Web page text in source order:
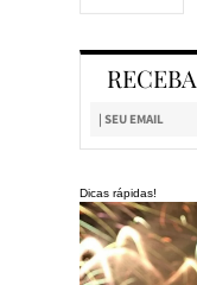
Dicas rápidas!